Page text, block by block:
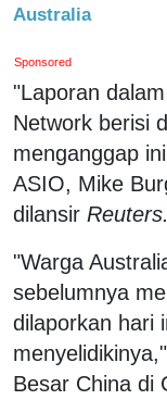
Australia
Sponsored
"Laporan
Network berisi
menganggap
ASIO, Mike
dilansir Reuters.
"Warga
sebelumnya
dilaporkan hari
Besar China di